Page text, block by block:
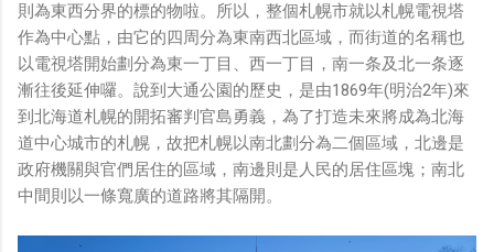
則為東西分界的標的物啦。所以，整個札幌市就以札幌電視塔
作為中心點，由它的四周分為東南西北區域，而街道的名稱也
以電視塔開始劃分為東一丁目、西一丁目，南一条及北一条逐
漸往後延伸囉。說到大通公園的歷史，是由1869年(明治2年)來
到北海道札幌的開拓審判官島勇義，為了打造未來將成為北海
道中心城市的札幌，故把札幌以南北劃分為二個區域，北邊是
政府機關與官們居住的區域，南邊則是人民的居住區塊；南北
中間則以一條寬廣的道路將其隔開。